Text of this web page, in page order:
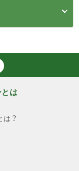
は
？